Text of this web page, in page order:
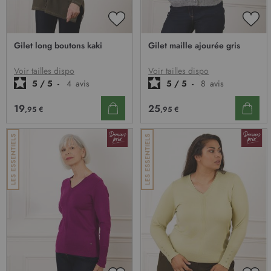
AJOUTER
D’ENVIE
Gilet long boutons kaki
Voir tailles dispo
5 / 5 - 4 avis
19,95 €
Gilet maille ajourée gris
Voir tailles dispo
5 / 5 - 8 avis
25,95 €
e
r
e
d
’
i
n